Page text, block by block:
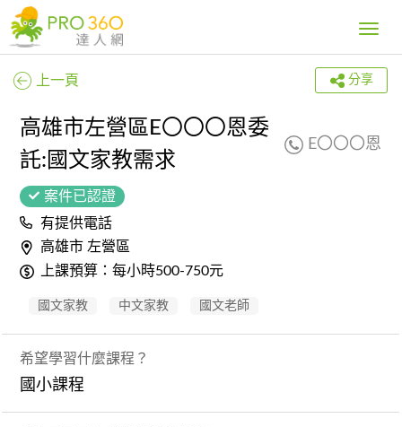
Toggle
上一頁 分享
高雄市左營區E〇〇〇恩委
託:國文家教需求
E〇〇〇恩
案件已認證
有提供電話
高雄市 左營區
上課預算：每小時500-750元
國文家教 中文家教 國文老師
希望學習什麼課程？
國小課程